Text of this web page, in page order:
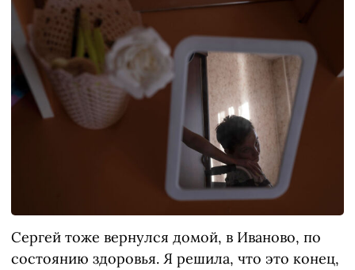
Сергей тоже вернулся домой, в Иваново, по
состоянию здоровья. Я решила, что это конец,